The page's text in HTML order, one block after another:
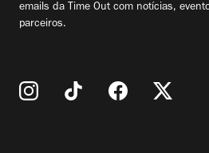
emails da Time Out com notícias,
parceiros.